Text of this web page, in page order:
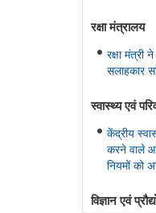
रक्षा मंत्रालय
रक्षा मंत्री
सलाहकार
स्‍वास्‍थ्‍य एवं
केंद्रीय
करने वाले
नियमों को
विज्ञान एवं